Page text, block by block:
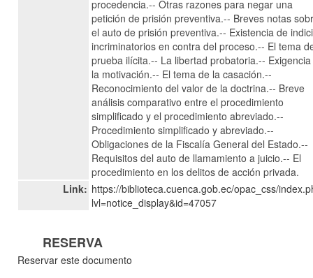
procedencia.-- Otras razones para negar una
petición de prisión preventiva.-- Breves notas
el auto de prisión preventiva.-- Existencia de
incriminatorios en contra del proceso.-- El tema
prueba ilícita.-- La libertad probatoria.--
la motivación.-- El tema de la casación.--
Reconocimiento del valor de la doctrina.-- Breve
análisis comparativo entre el procedimiento
simplificado y el procedimiento abreviado.--
Procedimiento simplificado y abreviado.--
Obligaciones de la Fiscalía General del Estado.--
Requisitos del auto de llamamiento a juicio.-- El
procedimiento en los delitos de acción privada.
Link: https://biblioteca.cuenca.gob.ec/opac_css/
lvl=notice_display&id=47057
RESERVA
Reservar este documento